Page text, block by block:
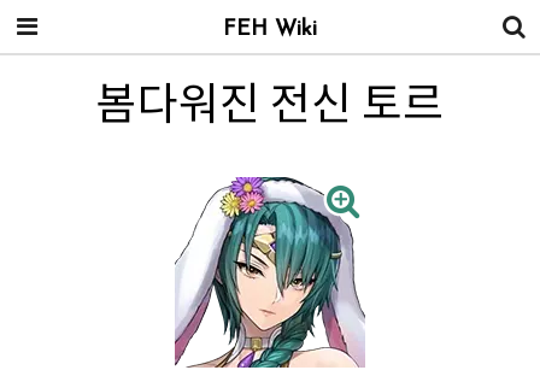
봄다워진 전신 토르
FEH Wiki